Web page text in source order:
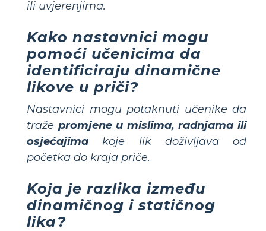
ili uvjerenjima.
Kako nastavnici mogu
pomoći učenicima da
identificiraju dinamične
likove u priči?
Nastavnici mogu potaknuti učenike da
traže promjene u mislima, radnjama ili
osjećajima koje lik doživljava od
početka do kraja priče.
Koja je razlika između
dinamičnog i statičnog
lika?